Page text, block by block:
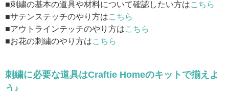
■刺繍の基本の道具や材料について確認したい方はこちら
■サテンステッチのやり方はこちら
■アウトラインテッチのやり方はこちら
■お花の刺繍のやり方はこちら
刺繍に必要な道具はCraftie Homeのキットで揃えよ
う♪